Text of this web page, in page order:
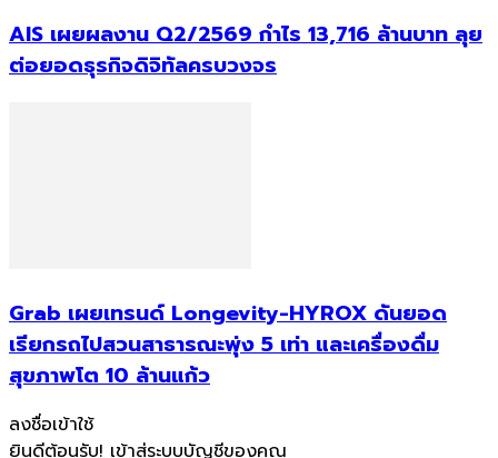
AIS เผยผลงาน Q2/2569 กำไร 13,716 ล้านบาท ลุย
ต่อยอดธุรกิจดิจิทัลครบวงจร
Grab เผยเทรนด์ Longevity-HYROX ดันยอด
เรียกรถไปสวนสาธารณะพุ่ง 5 เท่า และเครื่องดื่ม
สุขภาพโต 10 ล้านแก้ว
ลงชื่อเข้าใช้
ยินดีต้อนรับ! เข้าสู่ระบบบัญชีของคุณ